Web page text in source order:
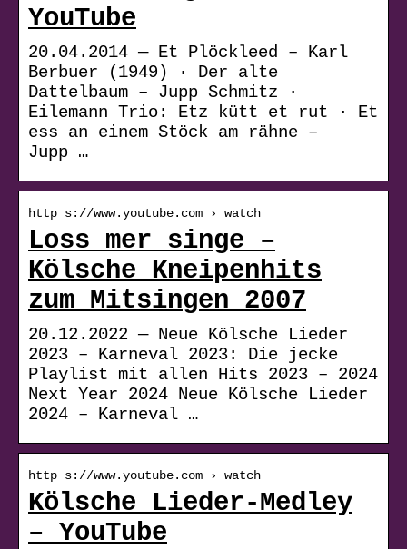
YouTube
20.04.2014 — Et Plöckleed – Karl
Berbuer (1949) · Der alte
Dattelbaum – Jupp Schmitz ·
Eilemann Trio: Etz kütt et rut · Et
ess an einem Stöck am rähne –
Jupp …
http s://www.youtube.com › watch
Loss mer singe –
Kölsche Kneipenhits
zum Mitsingen 2007
20.12.2022 — Neue Kölsche Lieder
2023 – Karneval 2023: Die jecke
Playlist mit allen Hits 2023 – 2024
Next Year 2024 Neue Kölsche Lieder
2024 – Karneval …
http s://www.youtube.com › watch
Kölsche Lieder-Medley
– YouTube